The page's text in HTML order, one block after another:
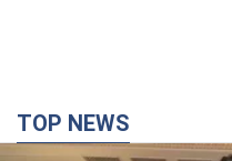
TOP NEWS